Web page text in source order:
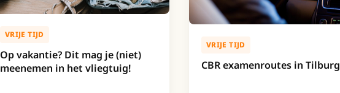
VRIJE TIJD
Op vakantie? Dit mag je (niet)
meenemen in het vliegtuig!
VRIJE TIJD
CBR examenroutes in Tilburg